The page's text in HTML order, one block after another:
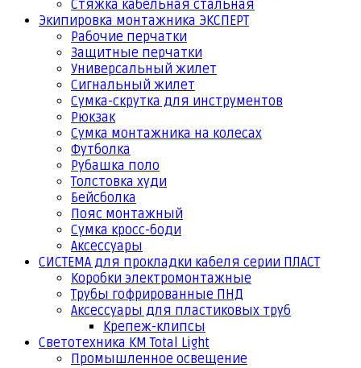
Стяжка кабельная стальная
Экипировка монтажника ЭКСПЕРТ
Рабочие перчатки
Защитные перчатки
Универсальный жилет
Сигнальный жилет
Сумка-скрутка для инструментов
Рюкзак
Сумка монтажника на колесах
Футболка
Рубашка поло
Толстовка худи
Бейсболка
Пояс монтажный
Сумка кросс-боди
Аксессуары
СИСТЕМА для прокладки кабеля серии ПЛАСТ
Коробки электромонтажные
Трубы гофрированные ПНД
Аксессуары для пластиковых труб
Крепеж-клипсы
Светотехника КМ Total Light
Промышленное освещение